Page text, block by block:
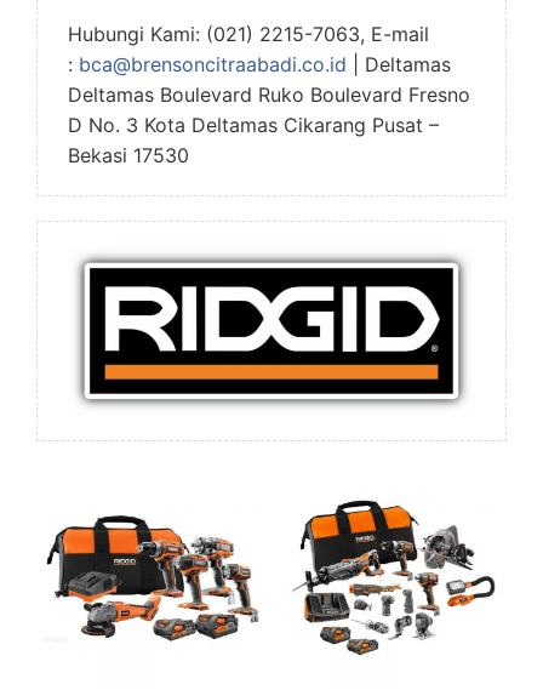
Hubungi Kami: (021) 2215-7063, E-mail
: bca@brensoncitraabadi.co.id | Deltamas
Deltamas Boulevard Ruko Boulevard Fresno
D No. 3 Kota Deltamas Cikarang Pusat –
Bekasi 17530